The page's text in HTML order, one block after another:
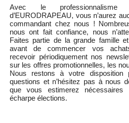
Avec le
d’EURODRAPEAU, vous n’aurez
commandant chez nous !
nous ont fait confiance, nous
Faites partie de la grande famille
avant de commencer vos
recevoir périodiquement nos
sur les offres promotionnelles, les
Nous restons à votre disposition
questions et n’hésitez pas à nous
que vous estimerez nécessaires
écharpe élections.